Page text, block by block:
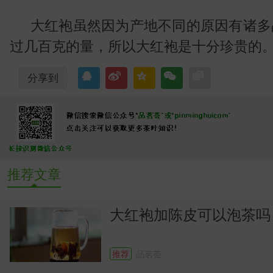
大红袍虽然因为产地不同的原因有诸
过几百克的量，所以大红袍是十分珍贵的
分享到
推荐文章
大红袍加陈皮可以泡茶吗
推荐